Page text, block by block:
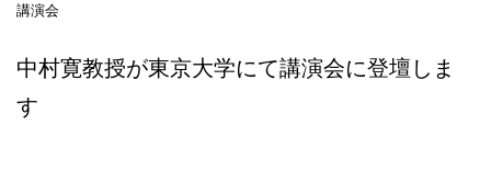
講演会
中村寛教授が東京大学にて講演会に登壇しま
す